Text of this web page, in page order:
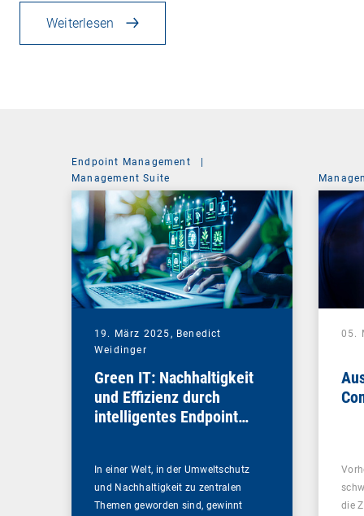
Weiterlesen
Endpoint Management
|
Management Suite
19. März 2025, Benedict
Weidinger
Green IT: Nachhaltigkeit
und Effizienz durch
intelligentes Endpoint
In einer Welt, in der Umweltschutz
und Nachhaltigkeit zu zentralen
Themen geworden sind, gewinnt
05.
die